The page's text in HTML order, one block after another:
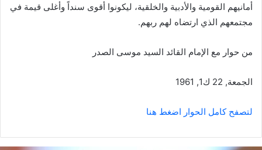
أمانيهم القومية والأدبية والخلقية، ليكونوا أقوى سنداً وأغلى قيمة في
مجتمعهم الذي ارتضاه لهم ربهم.
من حوار مع الإمام القائد السيد موسى الصدر
الجمعة, 22 ك1, 1961
لتصفح كامل الحوار اضغط هنا